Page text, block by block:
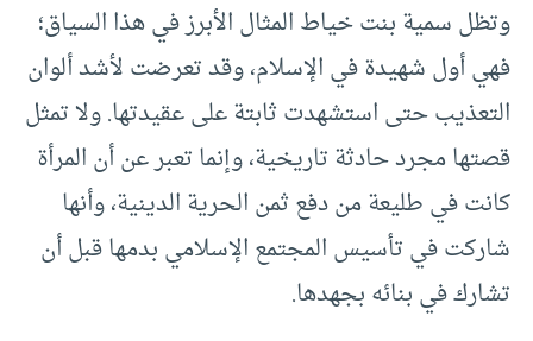
وتظل سمية بنت خياط المثال الأبرز في هذا السياق؛
فهي أول شهيدة في الإسلام، وقد تعرضت لأشد ألوان
التعذيب حتى استشهدت ثابتة على عقيدتها. ولا تمثل
قصتها مجرد حادثة تاريخية، وإنما تعبر عن أن المرأة
كانت في طليعة من دفع ثمن الحرية الدينية، وأنها
شاركت في تأسيس المجتمع الإسلامي بدمها قبل أن
تشارك في بنائه بجهدها.